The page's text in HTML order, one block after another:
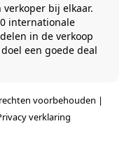
bij elkaar.
internationale
in de verkoop
een goede deal
voorbehouden |
verklaring